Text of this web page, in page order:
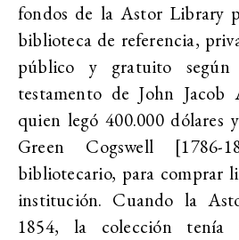
fondos de la Astor Library
biblioteca de referencia,
público y gratuito
testamento de John Jacob
quien legó 400.000 dólares
Green Cogswell [1786-
bibliotecario, para comprar
institución. Cuando la
1854, la colección tenía